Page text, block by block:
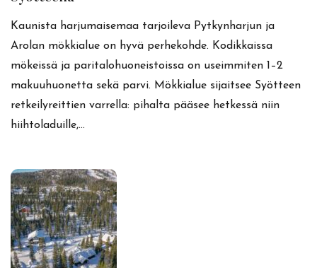
Kaunista harjumaisemaa tarjoileva Pytkynharjun ja
Arolan mökkialue on hyvä perhekohde. Kodikkaissa
mökeissä ja paritalohuoneistoissa on useimmiten 1–2
makuuhuonetta sekä parvi. Mökkialue sijaitsee Syötteen
retkeilyreittien varrella: pihalta pääsee hetkessä niin
hiihtoladuille,…